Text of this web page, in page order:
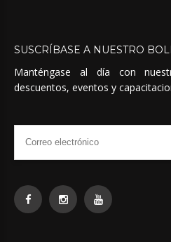
SUSCRÍBASE A NUESTRO
Manténgase al día con
descuentos, eventos y